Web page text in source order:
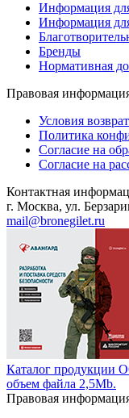
Информация
Информация
Бренды
Нормативная
Правовая
Условия
Политика
Согласие на
Согласие на
Контактная
г. Москва, ул.
mail@bronegilet.ru
Каталог продукции
объем файла 2,5Mb.
Правовая